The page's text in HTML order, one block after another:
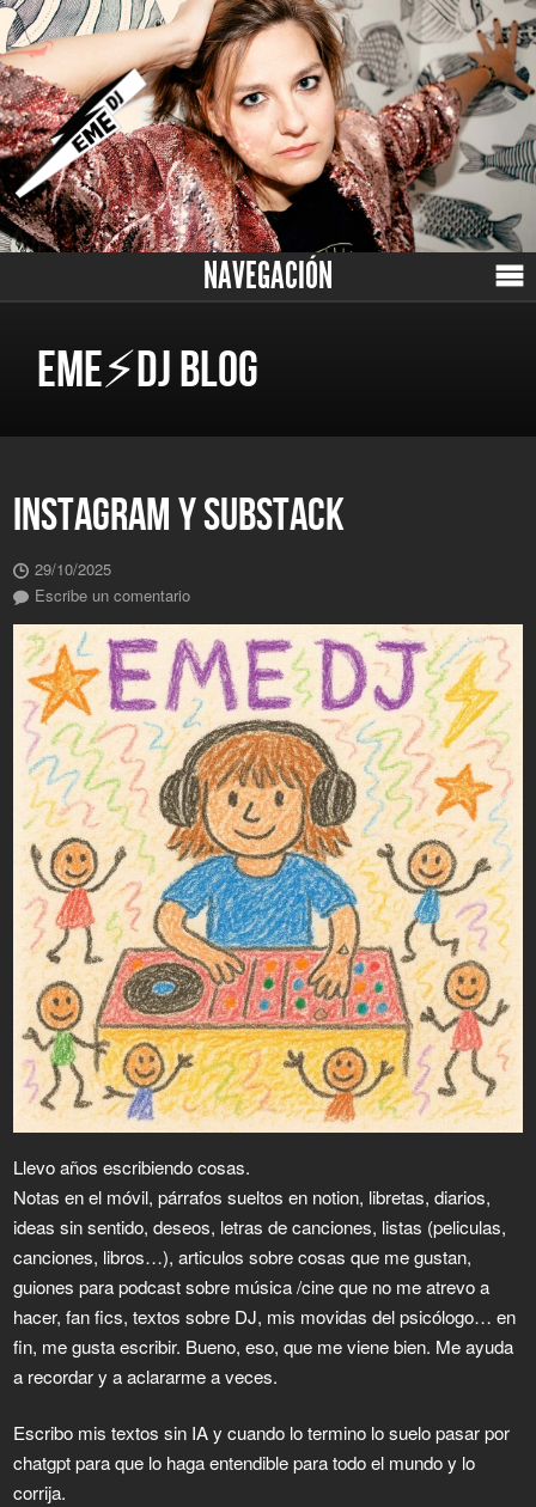
NAVEGACIÓN
EME⚡DJ BLOG
INSTAGRAM Y SUBSTACK
29/10/2025
Escribe un comentario
Llevo años escribiendo cosas.
Notas en el móvil, párrafos sueltos en notion, libretas, diarios,
ideas sin sentido, deseos, letras de canciones, listas (peliculas,
canciones, libros…), articulos sobre cosas que me gustan,
guiones para podcast sobre música /cine que no me atrevo a
hacer, fan fics, textos sobre DJ, mis movidas del psicólogo… en
fin, me gusta escribir. Bueno, eso, que me viene bien. Me ayuda
a recordar y a aclararme a veces.
Escribo mis textos sin IA y cuando lo termino lo suelo pasar por
chatgpt para que lo haga entendible para todo el mundo y lo
corrija.